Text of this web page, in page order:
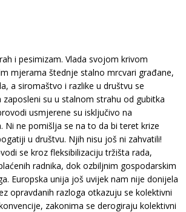
i pesimizam. Vlada svojom krivom
mjerama štednje stalno mrcvari građane,
a siromaštvo i razlike u društvu se
su u stalnom strahu od gubitka
usmjerene su isključivo na
Ni ne pomišlja se na to da bi teret krize
u društvu. Njih nisu još ni zahvatili!
se kroz fleksibilizaciju tržišta rada,
radnika, dok ozbiljnim gospodarskim
Europska unija još uvijek nam nije donijela
opravdanih razloga otkazuju se kolektivni
zakonima se derogiraju kolektivni